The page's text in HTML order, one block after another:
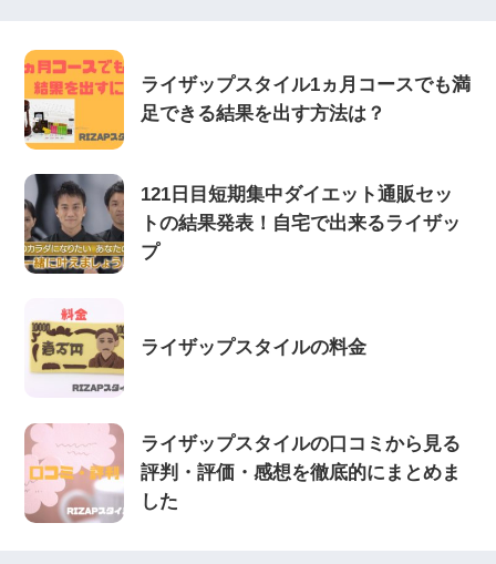
ライザップスタイル1ヵ月コースでも満
足できる結果を出す方法は？
121日目短期集中ダイエット通販セッ
トの結果発表！自宅で出来るライザッ
プ
ライザップスタイルの料金
ライザップスタイルの口コミから見る
評判・評価・感想を徹底的にまとめま
した